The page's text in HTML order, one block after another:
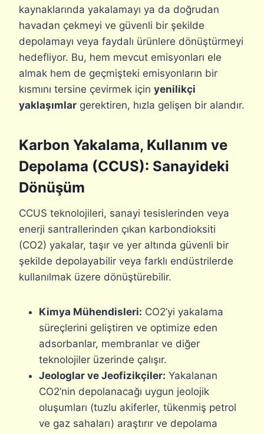
kaynaklarında yakalamayı ya da doğrudan
havadan çekmeyi ve güvenli bir şekilde
depolamayı veya faydalı ürünlere dönüştürmeyi
hedefliyor. Bu, hem mevcut emisyonları ele
almak hem de geçmişteki emisyonların bir
kısmını tersine çevirmek için yenilikçi
yaklaşımlar gerektiren, hızla gelişen bir alandır.
Karbon Yakalama, Kullanım ve
Depolama (CCUS): Sanayideki
Dönüşüm
CCUS teknolojileri, sanayi tesislerinden veya
enerji santrallerinden çıkan karbondioksiti
(CO2) yakalar, taşır ve yer altında güvenli bir
şekilde depolayabilir veya farklı endüstrilerde
kullanılmak üzere dönüştürebilir.
Kimya Mühendisleri: CO2’yi yakalama
süreçlerini geliştiren ve optimize eden
adsorbanlar, membranlar ve diğer
teknolojiler üzerinde çalışır.
Jeologlar ve Jeofizikçiler: Yakalanan
CO2’nin depolanacağı uygun jeolojik
oluşumları (tuzlu akiferler, tükenmiş petrol
ve gaz sahaları) araştırır ve depolama